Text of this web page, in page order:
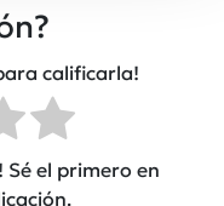
calificarla!
el primero en